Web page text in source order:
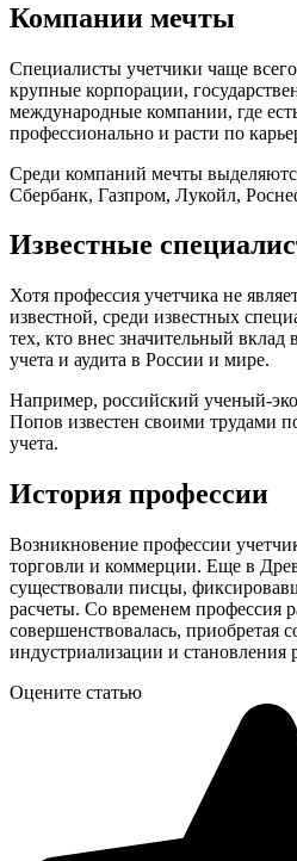
Компании мечты
Специалисты учетчики чаще всего
крупные корпорации,
международные компании, где
профессионально и расти по
Среди компаний мечты
Сбербанк, Газпром, Лукойл,
Известные
Хотя профессия учетчика не
известной, среди известных
тех, кто внес значительный вклад
учета и аудита в России и мире.
Например, российский ученый-
Попов известен своими трудами
учета.
История профессии
Возникновение профессии
торговли и коммерции. Еще в
существовали писцы,
расчеты. Со временем профессия
совершенствовалась, приобретая
индустриализации и
Оцените статью